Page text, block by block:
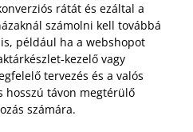
rátát és ezáltal a
számolni kell továbbá
például ha a webshopot
kezelő vagy
tervezés és a valós
hosszú távon megtérülő
számára.